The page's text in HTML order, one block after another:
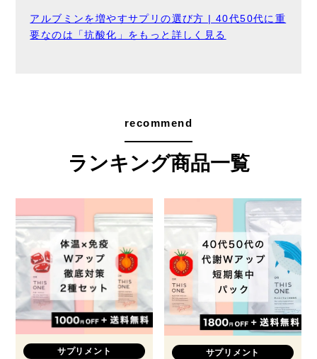
アルブミンを増やすサプリの選び方 | 40代50代に重
要なのは「抗酸化」をもっと詳しく見る
recommend
ランキング商品一覧
サプリメント サプリメント